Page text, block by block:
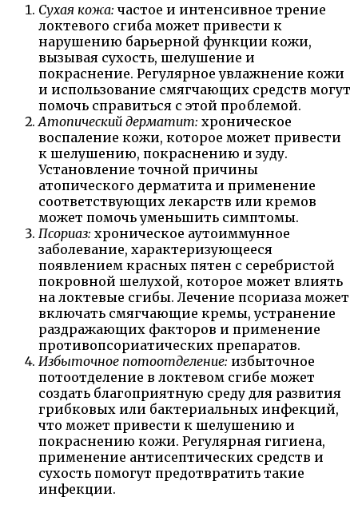
Сухая кожа: частое и интенсивное трение
локтевого сгиба может привести к
нарушению барьерной функции кожи,
вызывая сухость, шелушение и
покраснение. Регулярное увлажнение кожи
и использование смягчающих средств могут
помочь справиться с этой проблемой.
Атопический дерматит: хроническое
воспаление кожи, которое может привести
к шелушению, покраснению и зуду.
Установление точной причины
атопического дерматита и применение
соответствующих лекарств или кремов
может помочь уменьшить симптомы.
Псориаз: хроническое аутоиммунное
заболевание, характеризующееся
появлением красных пятен с серебристой
покровной шелухой, которое может влиять
на локтевые сгибы. Лечение псориаза может
включать смягчающие кремы, устранение
раздражающих факторов и применение
противопсориатических препаратов.
Избыточное потоотделение: избыточное
потоотделение в локтевом сгибе может
создать благоприятную среду для развития
грибковых или бактериальных инфекций,
что может привести к шелушению и
покраснению кожи. Регулярная гигиена,
применение антисептических средств и
сухость помогут предотвратить такие
инфекции.